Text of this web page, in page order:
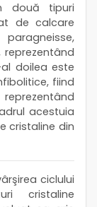
două tipuri
de calcare
doilea este
fiind
acestuia
cristaline din
ciclului
cristaline